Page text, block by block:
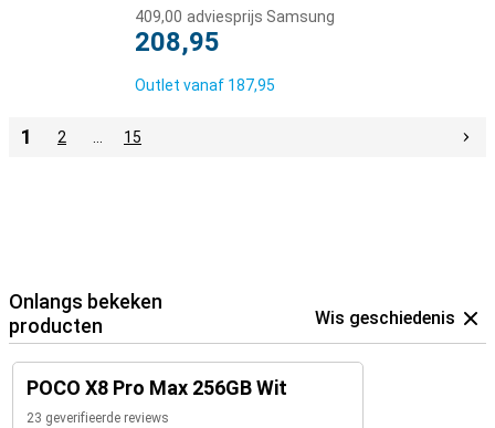
409,00 adviesprijs Samsung
208,95
Outlet vanaf 187,95
1 2 15
Onlangs bekeken
producten
Wis geschiedenis
POCO X8 Pro Max 256GB Wit
23 geverifieerde reviews